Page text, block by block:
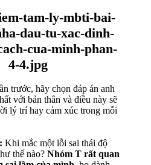
trước, hãy chọn đáp án anh
với bản thân và điều này sẽ
lý trí hay cảm xúc trong mỗi
Khi mắc một lỗi sai thái độ
thế nào? Nhóm T rất quan